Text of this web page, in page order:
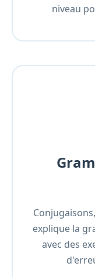
niveau
explique la
avec des